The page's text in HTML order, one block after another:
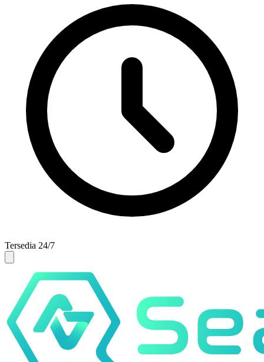
Tersedia 24/7